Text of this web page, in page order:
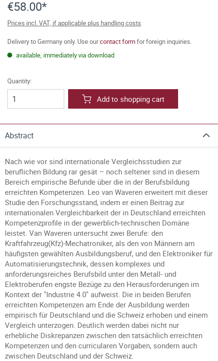
€58.00*
Prices incl. VAT, if applicable plus handling costs
Delivery to Germany only. Use ourcontact formfor foreign inquiries.
available, immediately via download
Quantity:
Add to shopping cart
Abstract
Nach wie vor sind internationale Vergleichsstudien zur
beruflichen Bildung rar gesät – noch seltener sind in diesem
Bereich empirische Befunde über die in der Berufsbildung
erreichten Kompetenzen. Leo van Waveren erweitert mit dieser
Studie den Forschungsstand, indem er einen Beitrag zur
internationalen Vergleichbarkeit der in Deutschland erreichten
Kompetenzprofile in der gewerblich-technischen Domäne
leistet. Van Waveren untersucht zwei Berufe: den
Kraftfahrzeug(Kfz)-Mechatroniker, als den von Männern am
häufigsten gewählten Ausbildungsberuf, und den Elektroniker für
Automatisierungstechnik, dessen komplexes und
anforderungsreiches Berufsbild unter den Metall- und
Elektroberufen engste Bezüge zu den Herausforderungen im
Kontext der "Industrie 4.0" aufweist. Die in beiden Berufen
erreichten Kompetenzen am Ende der Ausbildung werden
empirisch für Deutschland und die Schweiz erhoben und einem
Vergleich unterzogen. Deutlich werden dabei nicht nur
erhebliche Diskrepanzen zwischen den tatsächlich erreichten
Kompetenzen und den curricularen Vorgaben, sondern auch
zwischen Deutschland und der Schweiz.